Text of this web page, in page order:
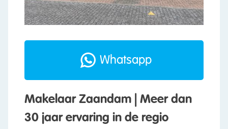
Whatsapp
Makelaar Zaandam | Meer dan
30 jaar ervaring in de regio